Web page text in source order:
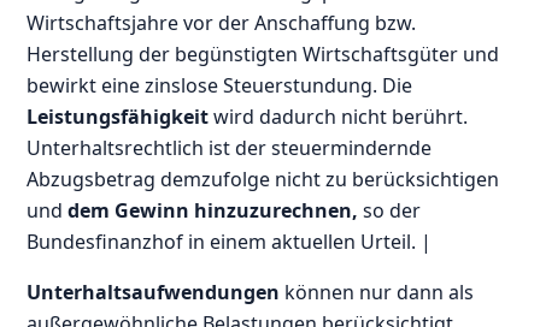
Wirtschaftsjahre vor der Anschaffung bzw.
Herstellung der begünstigten Wirtschaftsgüter und
bewirkt eine zinslose Steuerstundung. Die
Leistungsfähigkeitwird dadurch nicht berührt.
Unterhaltsrechtlich ist der steuermindernde
Abzugsbetrag demzufolge nicht zu berücksichtigen
unddem Gewinn hinzuzurechnen,so der
Bundesfinanzhof in einem aktuellen Urteil. |
Unterhaltsaufwendungen können nur dann als